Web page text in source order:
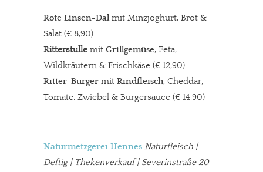
Rote Linsen-Dalmit Minzjoghurt, Brot &
Salat (€ 8,90)
Ritterstulle mit Grillgemüse, Feta,
Wildkräutern & Frischkäse (€ 12,90)
Ritter-Burger mit Rindfleisch, Cheddar,
Tomate, Zwiebel & Burgersauce (€ 14,90)
Naturmetzgerei Hennes Naturfleisch |
Deftig | Thekenverkauf | Severinstraße 20